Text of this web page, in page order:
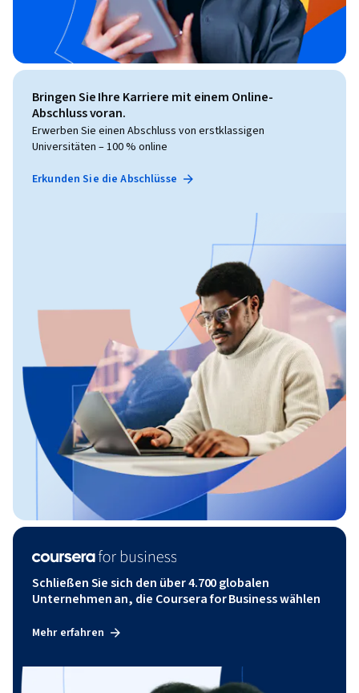
Bringen Sie Ihre Karriere mit einem Online-
Abschluss voran.
Erwerben Sie einen Abschluss von erstklassigen
Universitäten – 100 % online
Erkunden Sie die Abschlüsse
Schließen Sie sich den über 4.700 globalen
Unternehmen an, die Coursera for Business wählen
Mehr erfahren